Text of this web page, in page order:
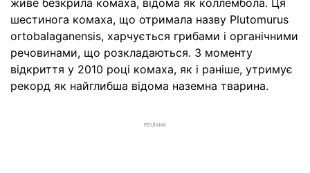
шестинога комаха, що отримала назву Plutomurus
ortobalaganensis, харчується грибами і органічними
речовинами, що розкладаються. З моменту
відкриття у 2010 році комаха, як і раніше, утримує
рекорд як найглибша відома наземна тварина.
РЕКЛАМА